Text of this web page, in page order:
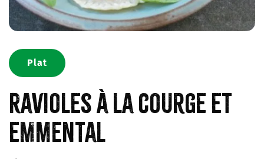
Plat
Ravioles à la courge et
emmental